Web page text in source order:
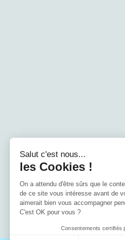
Salut c'est nous...
les Cookies !
On a attendu d'être sûrs que le
de ce site vous intéresse avant de
aimerait bien vous accompagner
C'est OK pour vous ?
Consentements certifiés